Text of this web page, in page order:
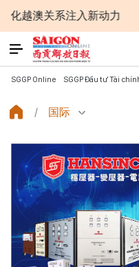
系注入新动力 外交
SGGP Online SGGP Đầu tư Tài
国际